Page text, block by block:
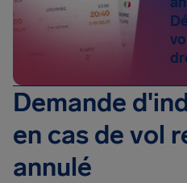
Demande
en cas de vol
annulé